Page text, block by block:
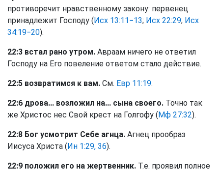
противоречит нравственному закону: первенец
принадлежит Господу (Исх 13:11−13; Исх 22:29; Исх
34:19−20).
22:3 встал рано утром. Авраам ничего не ответил
Господу на Его повеление ответом стало действие.
22:5 возвратимся к вам. См. Евр 11:19.
22:6 дрова... возложил на... сына своего. Точно так
же Христос нес Свой крест на Голгофу (Мф 27:32).
22:8 Бог усмотрит Себе агнца. Агнец прообраз
Иисуса Христа (Ин 1:29, 36).
22:9 положил его на жертвенник. Т.е. проявил полное